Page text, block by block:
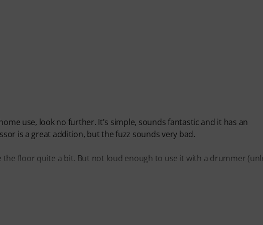
use, look no further. It's simple, sounds fantastic and it has an
is a great addition, but the fuzz sounds very bad.
the floor quite a bit. But not loud enough to use it with a drummer